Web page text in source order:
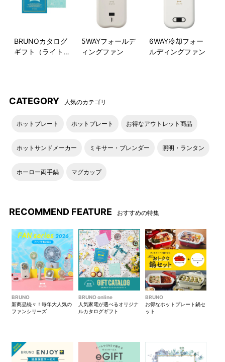
ザイン。毎日手軽に使いやす
本体表面のゴールドのロゴが
パッケージ
キッズディッシュプレート・
両取っ手付きのマグカップ
ージ
BRUNOカタログ
ギフト（ライトブ
5WAYフォールデ
ィングファン
6WAY冷却フォー
ルディングファン
CATEGORY 人気のカテゴリ
ホットプレート ホットプレート お得なアウトレット商品
ホットサンドメーカー ミキサー・ブレンダー 照明・ランタン
ホーロー両手鍋 マグカップ
RECOMMEND FEATURE おすすめの特集
BRUNO
新商品続々！毎年大人気の
ファンシリーズ
BRUNO online
人気家電が選べるオリジナ
ルカタログギフト
BRUNO
お得なホットプレート鍋セ
ット